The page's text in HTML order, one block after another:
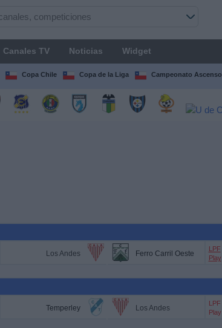
Canales TV Noticias Widget
Copa Chile Copa de la Liga Campeonato Ascenso
Los Andes Ferro Carril Oeste
LPF
Play
Temperley Los Andes
LPF
Play